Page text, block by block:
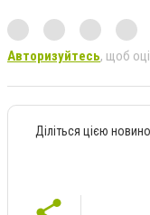
Авторизуйтесь, щоб
Діліться цією